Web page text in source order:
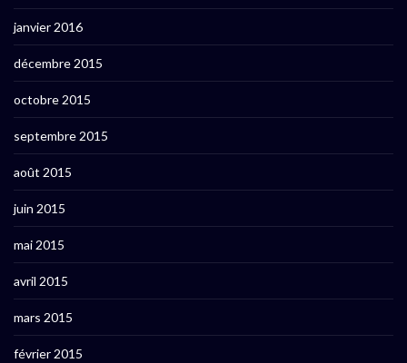
janvier 2016
décembre 2015
octobre 2015
septembre 2015
août 2015
juin 2015
mai 2015
avril 2015
mars 2015
février 2015